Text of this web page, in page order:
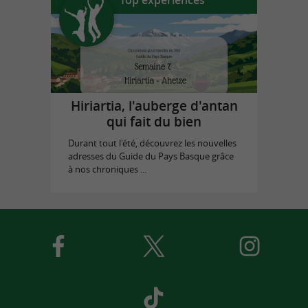
Hiriartia, l'auberge d'antan
qui fait du bien
Durant tout l'été, découvrez les nouvelles
adresses du Guide du Pays Basque grâce
à nos chroniques ...